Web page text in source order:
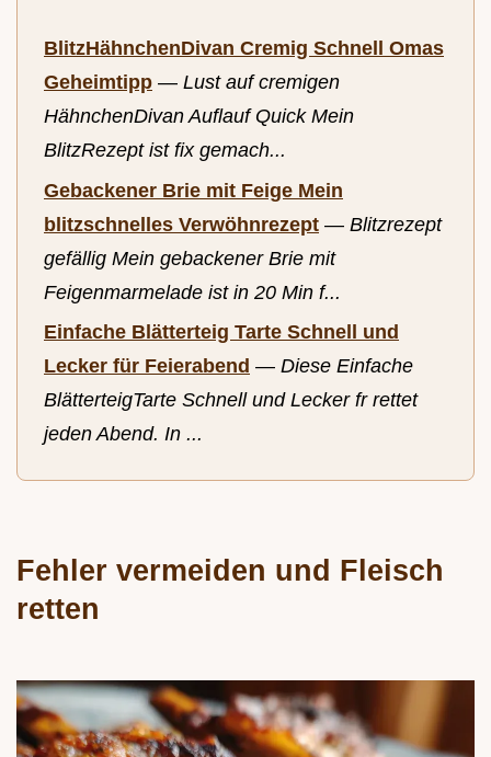
BlitzHähnchenDivan Cremig Schnell Omas
Geheimtipp — Lust auf cremigen
HähnchenDivan Auflauf Quick Mein
BlitzRezept ist fix gemach...
Gebackener Brie mit Feige Mein
blitzschnelles Verwöhnrezept — Blitzrezept
gefällig Mein gebackener Brie mit
Feigenmarmelade ist in 20 Min f...
Einfache Blätterteig Tarte Schnell und
Lecker für Feierabend — Diese Einfache
BlätterteigTarte Schnell und Lecker fr rettet
jeden Abend. In ...
Fehler vermeiden und Fleisch
retten